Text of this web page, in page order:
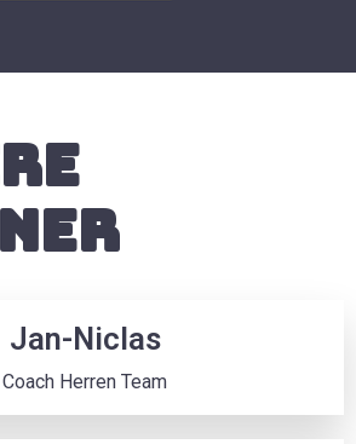
Jan-Niclas
Coach Herren Team